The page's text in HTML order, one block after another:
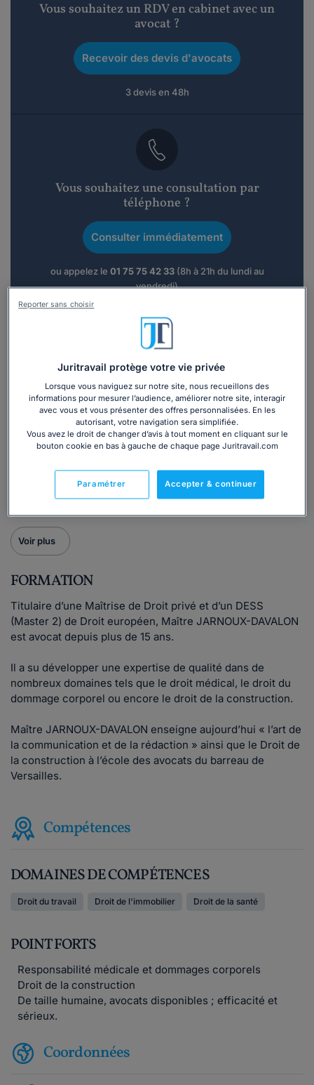
Vous souhaitez un RDV en cabinet avec un
avocat ?
Recevoir des devis d'avocats
3 devis en 48h
Vous souhaitez une consultation par
téléphone ?
Consulter immédiatement
ou appelez le 01 75 75 42 33(8h à 21h du lundi au
vendredi)
Vous êtes avocat ?
Présentation
Le Cabinet JDP dont fait partiMaître JARNOUX-DAVALON
offre une expertise de qualité en matière dedroit médical,
d'indemnisation des dommages coroprelsainsi qu'en
Les avocats du cabinet interviennent aussi bien en matière
Voir plus
FORMATION
Titulaire d’une Maîtrise de Droit privé et d’un DESS
(Master 2) de Droit européen, Maître JARNOUX-DAVALON
est avocat depuis plus de 15 ans.
Il a su développer une expertise de qualité dans de
nombreux domaines tels que le droit médical, le droit du
dommage corporel ou encore le droit de la construction.
Maître JARNOUX-DAVALON enseigne aujourd’hui « l’art de
la communication et de la rédaction » ainsi que le Droit de
la construction à l’école des avocats du barreau de
Versailles.
Compétences
DOMAINES DE COMPÉTENCES
Droit du travail Droit de l'immobilier Droit de la santé
POINT FORTS
Responsabilité médicale et dommages corporels
Droit de la construction
De taille humaine, avocats disponibles ; efficacité et
sérieux.
Coordonnées
Juritravail protège votre vie privée
Lorsque vous naviguez sur notre site, nous recueillons des
informations pour mesurer l’audience, améliorer notre site, interagir
avec vous et vous présenter des offres personnalisées. En les
autorisant, votre navigation sera simplifiée.
Vous avez le droit de changer d’avis à tout moment en cliquant sur le
bouton cookie en bas à gauche de chaque page Juritravail.com
Accepter & continuer
Paramétrer
Reporter sans choisir